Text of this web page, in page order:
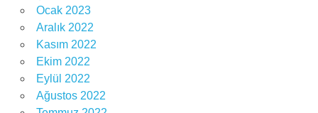
Ocak 2023
Aralık 2022
Kasım 2022
Ekim 2022
Eylül 2022
Ağustos 2022